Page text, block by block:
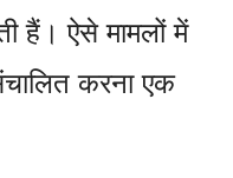
हैं। ऐसे मामलों में
करना एक